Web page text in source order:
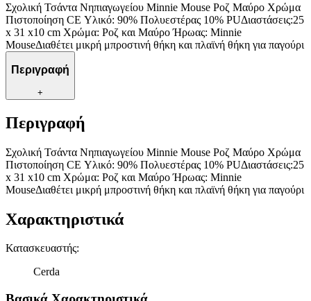
Σχολική Τσάντα Νηπιαγωγείου Minnie Mouse Ροζ Μαύρο Χρώμα
Πιστοποίηση CE Υλικό: 90% Πολυεστέρας 10% PUΔιαστάσεις:25
x 31 x10 cm Χρώμα: Ροζ και Μαύρο Ήρωας: Minnie
MouseΔιαθέτει μικρή μπροστινή θήκη και πλαϊνή θήκη για παγούρι
Περιγραφή
+
Περιγραφή
Σχολική Τσάντα Νηπιαγωγείου Minnie Mouse Ροζ Μαύρο Χρώμα
Πιστοποίηση CE Υλικό: 90% Πολυεστέρας 10% PUΔιαστάσεις:25
x 31 x10 cm Χρώμα: Ροζ και Μαύρο Ήρωας: Minnie
MouseΔιαθέτει μικρή μπροστινή θήκη και πλαϊνή θήκη για παγούρι
Χαρακτηριστικά
Κατασκευαστής:
Cerda